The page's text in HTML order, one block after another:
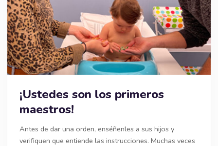
¡Ustedes son los primeros
maestros!
Antes de dar una orden, enséñenles a sus hijos y
verifiquen que entiende las instrucciones. Muchas veces